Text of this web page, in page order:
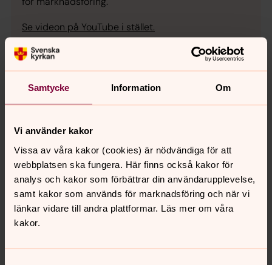
Samtycke Information Om
Vi använder kakor
Vissa av våra kakor (cookies) är nödvändiga för att
webbplatsen ska fungera. Här finns också kakor för
analys och kakor som förbättrar din användarupplevelse,
samt kakor som används för marknadsföring och när vi
länkar vidare till andra plattformar. Läs mer om våra
kakor.
Se videon på YouTube i stället.
Ändra inställningar
Du är välkommen med din sorg. I alla tider har kyrkan
mött sörjande människor och har därför stor och lång
erfarenhet av just det.
Senast ändrad 17 november 2023
innehåll?